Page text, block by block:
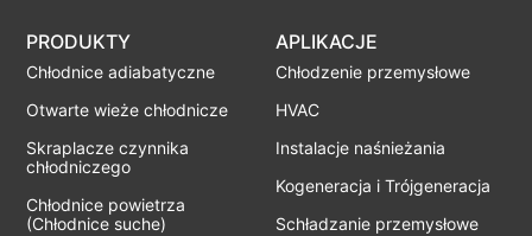
PRODUKTY
Chłodnice adiabatyczne
Otwarte wieże chłodnicze
Skraplacze czynnika
chłodniczego
Chłodnice powietrza
(Chłodnice suche)
APLIKACJE
Chłodzenie przemysłowe
HVAC
Instalacje naśnieżania
Kogeneracja i Trójgeneracja
Schładzanie przemysłowe